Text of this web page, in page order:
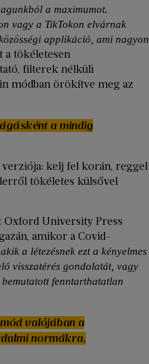
a maximumot.
vagy a TikTokon elvárnak
applikáció, ami nagyon
a tökéletesen
filterek nélküli
módban örökítve meg az
a mindig
kelj fel korán, reggel
tökéletes külsővel
Oxford University Press
amikor a Covid-
a létezésnek ezt a kényelmes
visszatérés gondolatát, vagy
fenntarthatatlan
valójában a
normákra,